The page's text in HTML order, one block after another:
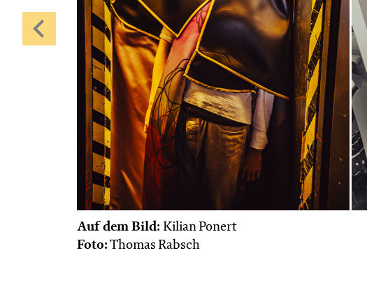
Auf dem Bild: Kilian Ponert
Foto:Thomas Rabsch